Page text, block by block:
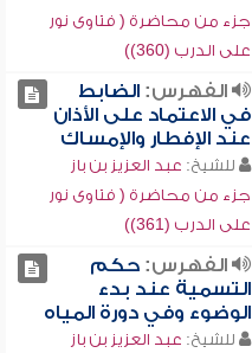
جزء من محاضرة ( فتاوى نور
على الدرب (360))
الفهرس:الضابط
في الاعتماد على الأذان
عند الإفطار والإمساك
للشيخ: عبد العزيز بن باز
جزء من محاضرة ( فتاوى نور
على الدرب (361))
الفهرس:حكم
التسمية عند بدء
الوضوء وفي دورة المياه
للشيخ: عبد العزيز بن باز